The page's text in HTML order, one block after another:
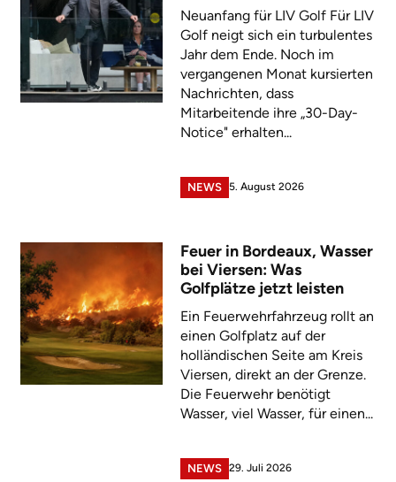
Neuanfang für LIV Golf Für LIV
Golf neigt sich ein turbulentes
Jahr dem Ende. Noch im
vergangenen Monat kursierten
Nachrichten, dass
Mitarbeitende ihre „30-Day-
Notice" erhalten...
NEWS 5. August 2026
Feuer in Bordeaux, Wasser
bei Viersen: Was
Golfplätze jetzt leisten
Ein Feuerwehrfahrzeug rollt an
einen Golfplatz auf der
holländischen Seite am Kreis
Viersen, direkt an der Grenze.
Die Feuerwehr benötigt
Wasser, viel Wasser, für einen...
NEWS 29. Juli 2026